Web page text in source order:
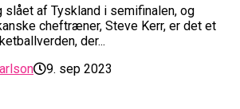
Opruster: Amerikansk Point
Plads
Forlænger Med Succestræner
slået af Tyskland i semifinalen, og
cheftræner, Steve Kerr, er det et
der...
9. sep 2023